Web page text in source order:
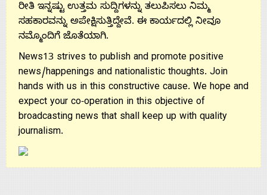
ರೀತಿ ಇನ್ನಷ್ಟು ಉತ್ತಮ ಸುದ್ದಿಗಳನ್ನು ತಲುಪಿಸಲು ನಿಮ್ಮ
ಸಹಕಾರವನ್ನು ಅಪೇಕ್ಷಿಸುತ್ತಿದ್ದೇವೆ. ಈ ಕಾರ್ಯದಲ್ಲಿ ನೀವೂ
ನಮ್ಮೊಂದಿಗೆ ಜೊತೆಯಾಗಿ.
News13 strives to publish and promote positive
news/happenings and nationalistic thoughts. Join
hands with us in this constructive cause. We hope and
expect your co-operation in this objective of
broadcasting news that shall keep up with quality
journalism.